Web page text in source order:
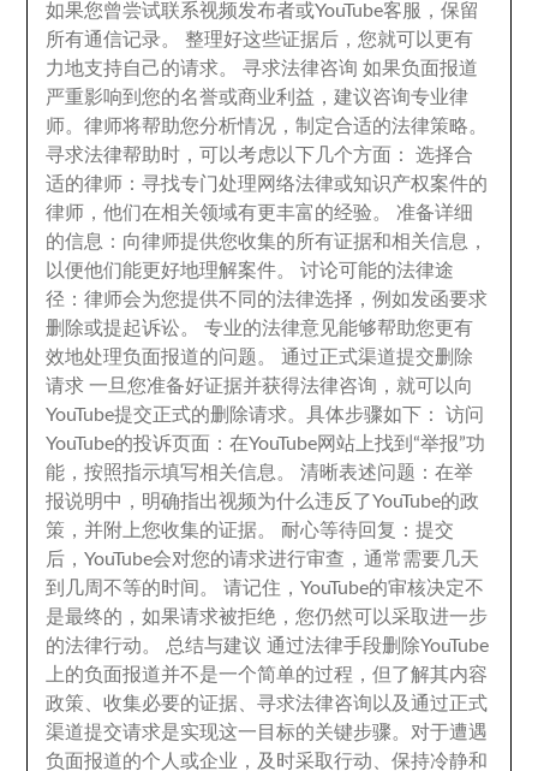
如果您曾尝试联系视频发布者或YouTube客服 ，保留
所有通信记录。整理好这些证据后 ，您就可以更有
力地支持自己的请求。寻求法律咨询 如果负面报道
严重影响到您的名誉或商业利益 ， 建议咨询专业律
师。律师将帮助您分析情况 ，制定合适的法律策略。
寻求法律帮助时 ， 可以考虑以下几个方面 ：选择合
适的律师 ：寻找专门处理网络法律或知识产权案件的
律师 ，他们在相关领域有更丰富的经验。 准备详细
的信息 ： 向律师提供您收集的所有证据和相关信息 ，
以便他们能更好地理解案件。讨论可能的法律途
径 ：律师会为您提供不同的法律选择 ，例如发函要求
删除或提起诉讼。专业的法律意见能够帮助您更有
效地处理负面报道的问题。通过正式渠道提交删除
请求 一旦您准备好证据并获得法律咨询 ， 就可以向
YouTube提交正式的删除请求。具体步骤如下 ：访问
YouTube的投诉页面 ：在YouTube网站上找到“举报”功
能 ，按照指示填写相关信息 。清晰表述问题 ：在举
报说明中 ， 明确指出视频为什么违反了YouTube的政
策 ， 并附上您收集的证据。 耐心等待回复 ：提交
后 ，YouTube会对您的请求进行审查 ，通常需要几天
到几周不等的时间 。请记住 ，YouTube的审核决定不
是最终的 ，如果请求被拒绝 ，您仍然可以采取进一步
的法律行动。 总结与建议 通过法律手段删除YouTube
上的负面报道并不是一个简单的过程 ，但了解其内容
政策 、收集必要的证据 、寻求法律咨询以及通过正式
渠道提交请求是实现这一目标的关键步骤。 对于遭遇
负面报道的个人或企业 ， 及时采取行动 、保持冷静和